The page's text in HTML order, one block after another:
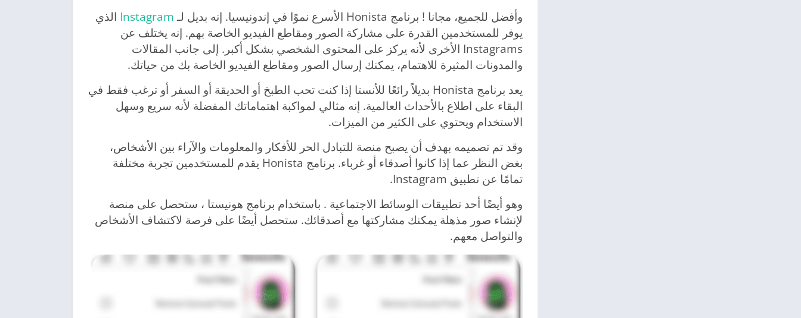
وأفضل للجميع، مجانا ! برنامج Honista الأسرع نموًا في إندونيسيا. إنه بديل لـ
Instagram الذي
يوفر للمستخدمين القدرة على مشاركة الصور ومقاطع الفيديو الخاصة بهم. إنه يختلف عن
Instagrams الأخرى لأنه يركز على المحتوى الشخصي بشكل أكبر. إلى جانب المقالات
والمدونات المثيرة للاهتمام، يمكنك إرسال الصور ومقاطع الفيديو الخاصة بك من حياتك.
يعد برنامج Honista بديلاً رائعًا للأنستا إذا كنت تحب الطبخ أو الحديقة أو السفر أو ترغب فقط في
البقاء على اطلاع بالأحداث العالمية. إنه مثالي لمواكبة اهتماماتك المفضلة لأنه سريع وسهل
الاستخدام ويحتوي على الكثير من الميزات.
وقد تم تصميمه بهدف أن يصبح منصة للتبادل الحر للأفكار والمعلومات والآراء بين الأشخاص،
بغض النظر عما إذا كانوا أصدقاء أو غرباء.
برنامج Honista يقدم للمستخدمين تجربة مختلفة
تمامًا عن تطبيق Instagram.
وهو أيضًا أحد تطبيقات الوسائط الاجتماعية . باستخدام برنامج هونيستا ، ستحصل على منصة
لإنشاء صور مذهلة يمكنك مشاركتها مع أصدقائك. ستحصل أيضًا على فرصة لاكتشاف الأشخاص
والتواصل معهم.